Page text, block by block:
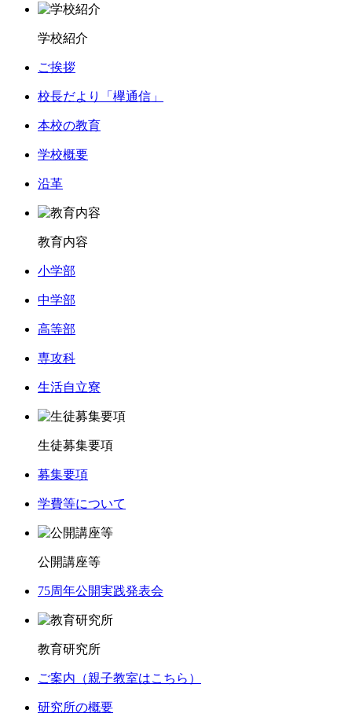
学校紹介
ご挨拶
校長だより「欅通信」
本校の教育
学校概要
沿革
教育内容
小学部
中学部
高等部
専攻科
生活自立寮
生徒募集要項
募集要項
学費等について
公開講座等
75周年公開実践発表会
教育研究所
ご案内（親子教室はこちら）
研究所の概要